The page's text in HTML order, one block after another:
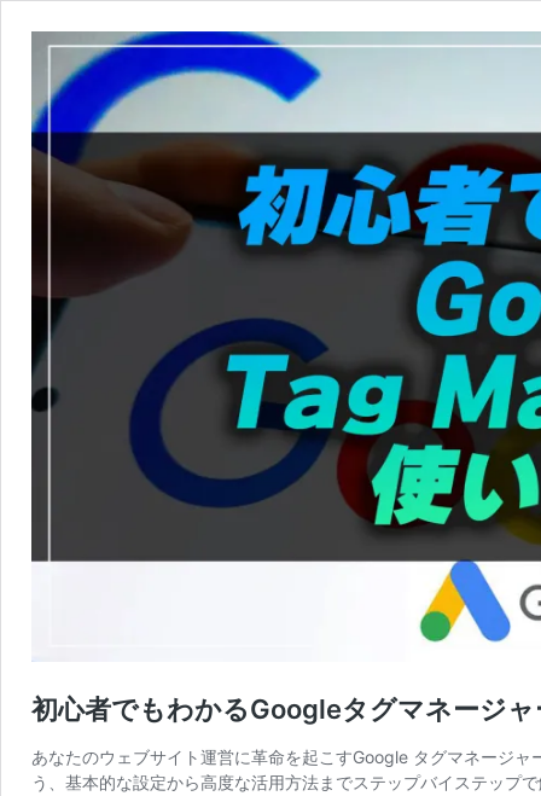
初心者でもわかるGoogleタグマネージ
あなたのウェブサイト運営に革命を起こすGoogle タグマネージ
う、基本的な設定から高度な活用方法までステップバイステップ